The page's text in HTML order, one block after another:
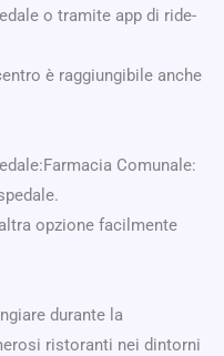
o tramite app di ride-
è raggiungibile anche
Comunale:
opzione facilmente
durante la
ristoranti nei dintorni